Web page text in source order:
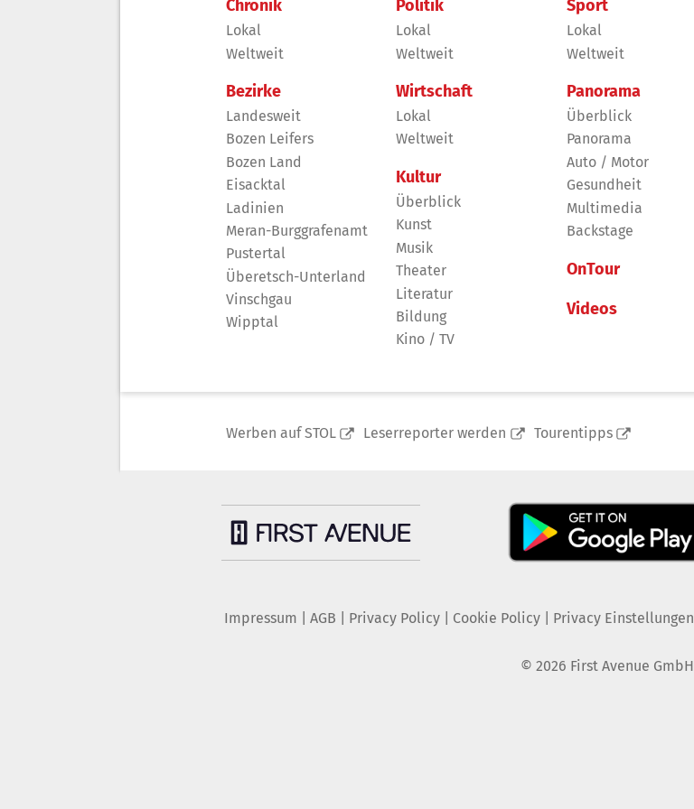
Chronik
Lokal
Weltweit
Bezirke
Landesweit
Bozen Leifers
Bozen Land
Eisacktal
Ladinien
Meran-Burggrafenamt
Pustertal
Überetsch-Unterland
Vinschgau
Wipptal
Politik
Lokal
Weltweit
Wirtschaft
Lokal
Weltweit
Kultur
Überblick
Kunst
Musik
Theater
Literatur
Bildung
Kino / TV
Sport
Lokal
Weltweit
Panorama
Überblick
Panorama
Auto / Motor
Gesundheit
Multimedia
Backstage
OnTour
Videos
Werben auf STOL Leserreporter werden Tourentipps
Impressum AGB Privacy Policy| Cookie Policy| Privacy Einstellungen
© 2026 First Avenue GmbH